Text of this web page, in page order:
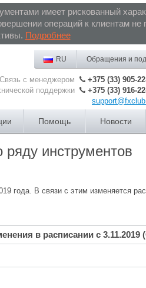
имеет рискованный
операций к клиентам не
Подробнее
RU Обращения и
Связь с менеджером
+375 (33) 905-
поддержки
+375 (33) 916-
Помощь Новости
инструментов
года. В связи с этим изменяется
в расписании с 3.11.2019